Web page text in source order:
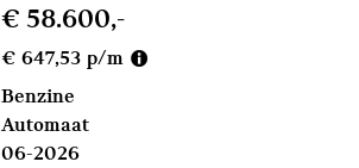
€ 58.600,-
€ 647,53 p/m
Benzine
Automaat
06-2026